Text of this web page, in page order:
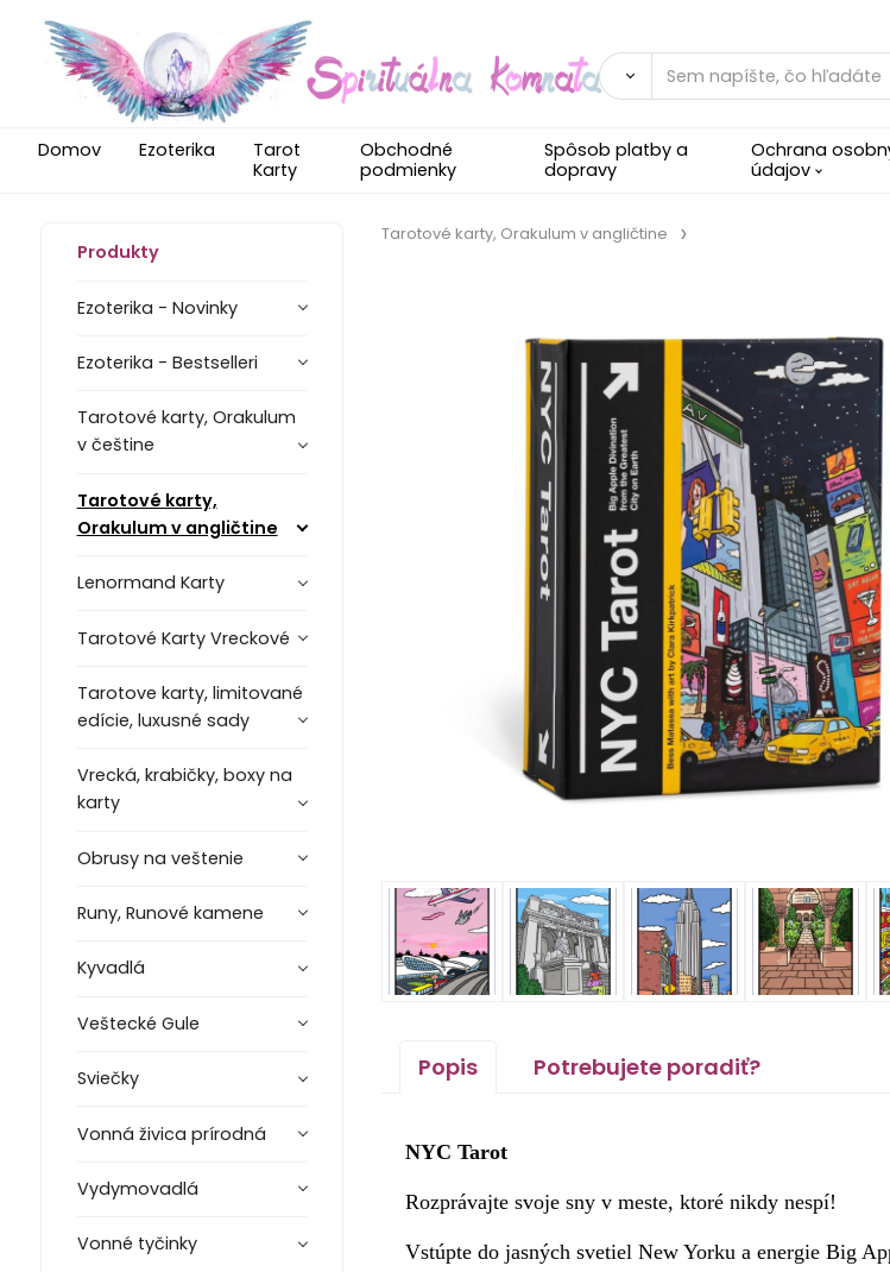
Domov Ezoterika
Tarot
Karty
Obchodné
podmienky
Spôsob platby a
dopravy
Ochrana
údajov
Produkty
Ezoterika - Novinky
Ezoterika - Bestselleri
Tarotové karty, Orakulum
v češtine
Tarotové karty,
Orakulum v angličtine
Lenormand Karty
Tarotové Karty Vreckové
Tarotove karty, limitované
edície, luxusné sady
Vrecká, krabičky, boxy na
karty
Obrusy na veštenie
Runy, Runové kamene
Kyvadlá
Veštecké Gule
Sviečky
Vonná živica prírodná
Vydymovadlá
Vonné tyčinky
Tarotové karty, Orakulum v angličtine
Popis Potrebujete poradiť?
NYC Tarot
Rozprávajte svoje sny v meste, ktoré nikdy nespí!
Vstúpte do jasných svetiel New Yorku a energie Big